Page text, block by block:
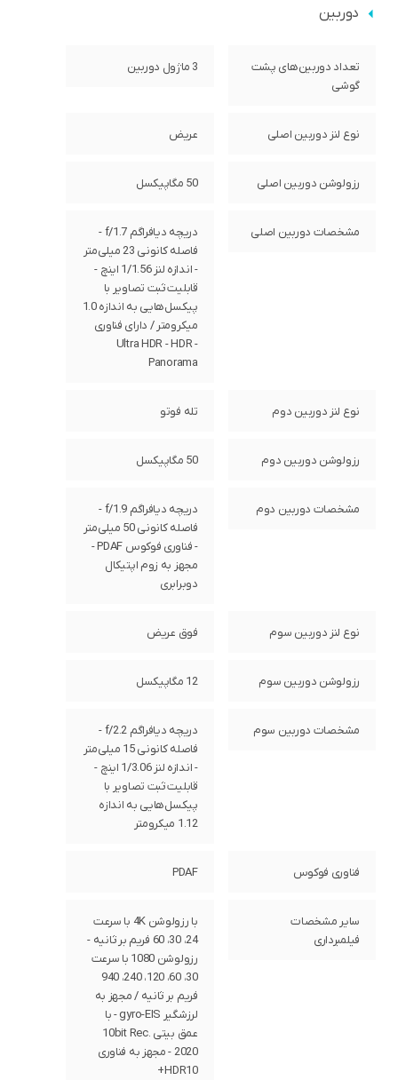
دوربین
تعداد دوربین‌های پشت
گوشی
3 ماژول دوربین
نوع لنز دوربین اصلی عریض
رزولوشن دوربین اصلی 50 مگاپیکسل
مشخصات دوربین اصلی
دریچه دیافراگم f/1.7 -
فاصله کانونی 23 میلی‌متر
- اندازه لنز 1/1.56 اینچ -
قابلیت ثبت تصاویر با
پیکسل‌هایی به اندازه 1.0
میکرومتر / دارای فناوری
Ultra HDR - HDR -
Panorama
نوع لنز دوربین دوم تله فوتو
رزولوشن دوربین دوم 50 مگاپیکسل
مشخصات دوربین دوم
دریچه دیافراگم f/1.9 -
فاصله کانونی 50 میلی‌متر
- فناوری فوکوس PDAF -
مجهز به زوم اپتیکال
دوبرابری
نوع لنز دوربین سوم فوق عریض
رزولوشن دوربین سوم 12 مگاپیکسل
مشخصات دوربین سوم
دریچه دیافراگم f/2.2 -
فاصله کانونی 15 میلی‌متر
- اندازه لنز 1/3.06 اینچ -
قابلیت ثبت تصاویر با
پیکسل‌هایی به اندازه
1.12 میکرومتر
فناوری فوکوس PDAF
سایر مشخصات
فیلمبرداری
با رزولوشن 4K با سرعت
24، 30، 60 فریم بر ثانیه -
رزولوشن 1080 با سرعت
30، 60، 120، 240، 940
فریم بر ثانیه / مجهز به
لرزشگیر gyro-EIS - با
عمق بیتی 10bit Rec.
2020 - مجهز به فناوری
HDR10+